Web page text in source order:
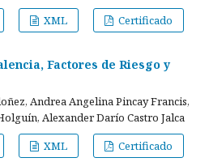
XML Certificado
Factores de Riesgo y
Andrea Angelina Pincay Francis,
Alexander Darío Castro Jalca
XML Certificado